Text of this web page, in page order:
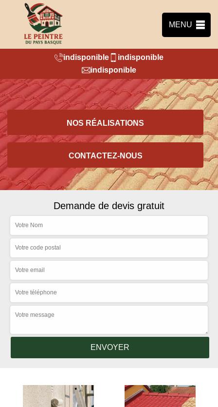
MENU
indisponible
indisponible
indisponible
NOS RÉALISATIONS
CONTACTEZ-NOUS
Demande de devis gratuit